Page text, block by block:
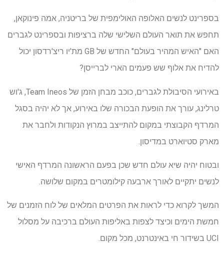
בספרינט לנשים האלופה האולימפית של בריטניה, אמה פינוקאן,
תחפש את תואר העולם השלישי שלה ברציפות ובספרינט לגברים
האם "האיש המהיר בעולם" החדש של GB מת'יו ריצ'רדסון יכול
להדיח את אלוף שש פעמים הארי לברייסן?
באירועי הסיבולת לגברים, כוכב מבחן הזמן של Team Ineos, ג'וש
טרלינג, עורך את הופעת הבכורה שלו באירוע, אך לא יהיה בסגל
המרדף הקבוצתי במקום להתייצב במרוץ הנקודות ולחבר את
מארק סטיוארט במדיסון.
ובטוח יהיה שיא עולם חדש שכן בפעם הראשונה המרדף האישי
לנשים יתקיים לאורך ארבעה קילומטרים במקום שלושה.
המשך לקרוא כדי לראות את הפרטים המלאים של לוח הזמנים של
חמשת הימים וכיצד לצפות באליפות העולם ברכיבה על מסלול
UCI בשידור חי באינטרנט, מכל מקום.